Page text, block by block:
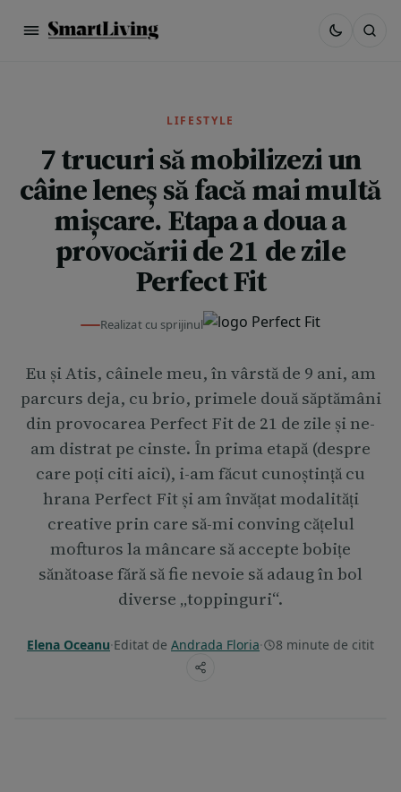
LIFESTYLE
7 trucuri să mobilizezi un
câine leneș să facă mai multă
mișcare. Etapa a doua a
provocării de 21 de zile
Perfect Fit
Realizat cu sprijinul
Eu și Atis, câinele meu, în vârstă de 9 ani, am
parcurs deja, cu brio, primele două săptămâni
din provocarea Perfect Fit de 21 de zile și ne-
am distrat pe cinste. În prima etapă (despre
care poți citi aici), i-am făcut cunoștință cu
hrana Perfect Fit și am învățat modalități
creative prin care să-mi conving cățelul
mofturos la mâncare să accepte bobițe
sănătoase fără să fie nevoie să adaug în bol
diverse „toppinguri“.
Elena Oceanu·Editat de Andrada Floria· 8 minute de citit